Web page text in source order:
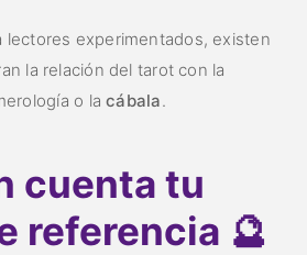
lectores experimentados, existen
la relación del tarot con la
o lacábala.
cuenta tu
referencia 🔮